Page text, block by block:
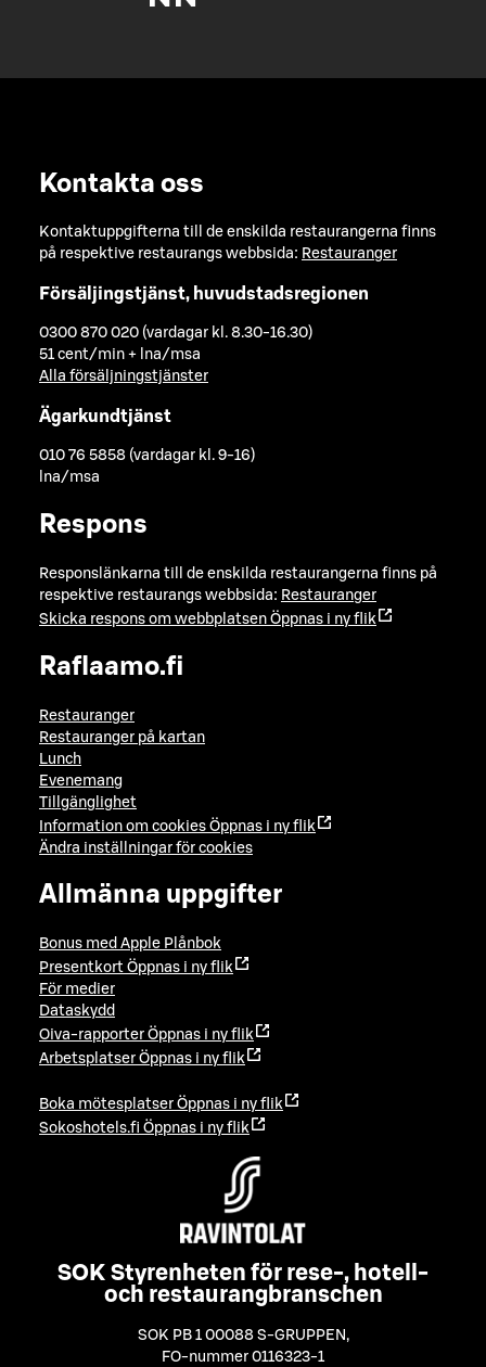
Kontakta oss
Kontaktuppgifterna till de enskilda restaurangerna finns
på respektive restaurangs webbsida: Restauranger
Försäljingstjänst, huvudstadsregionen
0300 870 020 (vardagar kl. 8.30-16.30)
51 cent/min + lna/msa
Alla försäljningstjänster
Ägarkundtjänst
010 76 5858 (vardagar kl. 9-16)
lna/msa
Respons
Responslänkarna till de enskilda restaurangerna finns på
respektive restaurangs webbsida: Restauranger
Skicka respons om webbplatsen Öppnas i ny flik
Raflaamo.fi
Restauranger
Restauranger på kartan
Lunch
Evenemang
Tillgänglighet
Information om cookies Öppnas i ny flik
Ändra inställningar för cookies
Allmänna uppgifter
Bonus med Apple Plånbok
Presentkort Öppnas i ny flik
För medier
Dataskydd
Oiva-rapporter Öppnas i ny flik
Arbetsplatser Öppnas i ny flik
Boka mötesplatser Öppnas i ny flik
Sokoshotels.fi Öppnas i ny flik
SOK Styrenheten för rese-, hotell-
och restaurangbranschen
SOK PB 1 00088 S-GRUPPEN ,
FO-nummer 0116323-1